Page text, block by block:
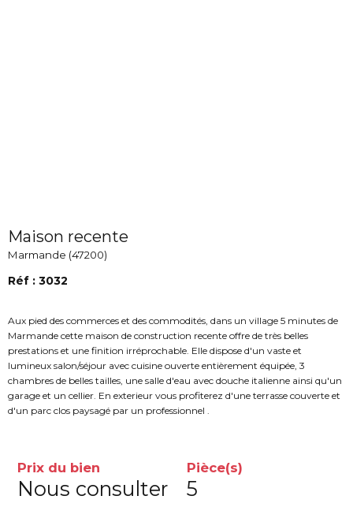
Maison recente
Marmande (47200)
Réf : 3032
Aux pied des commerces et des commodités, dans un village 5 minutes de
Marmande cette maison de construction recente offre de très belles
prestations et une finition irréprochable. Elle dispose d'un vaste et
lumineux salon/séjour avec cuisine ouverte entièrement équipée, 3
chambres de belles tailles, une salle d'eau avec douche italienne ainsi qu'un
garage et un cellier. En exterieur vous profiterez d'une terrasse couverte et
d'un parc clos paysagé par un professionnel .
Prix du bien
Nous consulter
Pièce(s)
5